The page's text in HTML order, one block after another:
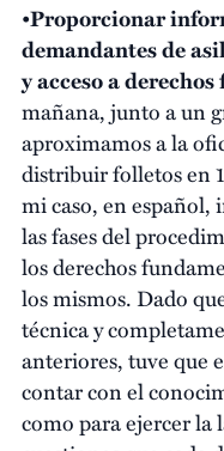
•Proporcionar
demandantes de
y acceso a
mañana, junto a un
aproximamos a la
distribuir folletos en
mi caso, en español,
las fases del
los derechos
los mismos. Dado
técnica y
anteriores, tuve que
contar con el
como para ejercer la